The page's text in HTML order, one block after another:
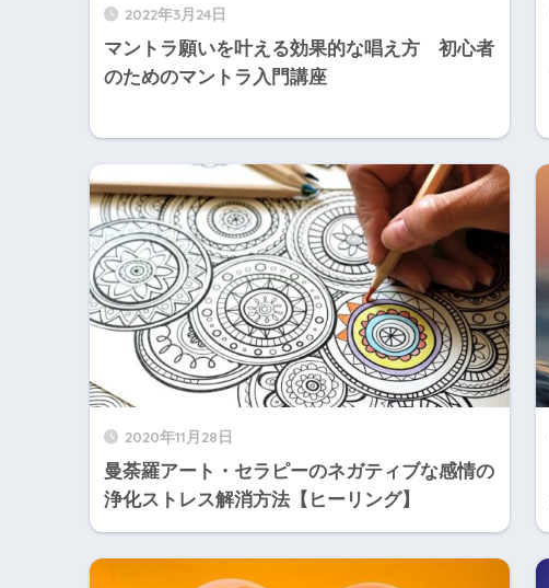
2022年3月24日
マントラ願いを叶える効果的な唱え方 初心者
のためのマントラ入門講座
2020年11月28日
曼荼羅アート・セラピーのネガティブな感情の
浄化ストレス解消方法【ヒーリング】